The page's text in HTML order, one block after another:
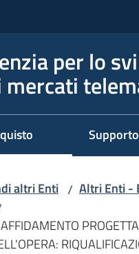
per lo
mercati
Supporto
altri Enti / Altri Enti -